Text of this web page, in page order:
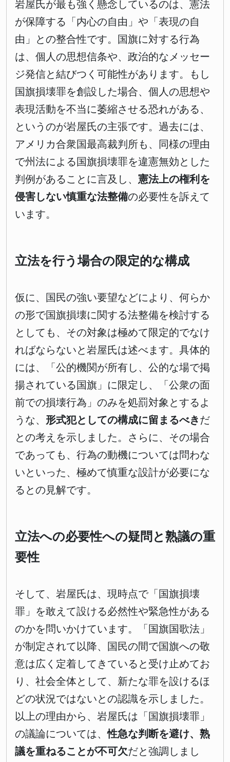
岩屋氏が最も強く懸念しているのは、憲法
が保障する「内心の自由」や「表現の自
由」との整合性です。国旗に対する行為
は、個人の思想信条や、政治的なメッセー
ジ発信と結びつく可能性があります。もし
国旗損壊罪を創設した場合、個人の思想や
表現活動を不当に萎縮させる恐れがある、
というのが岩屋氏の主張です。過去には、
アメリカ合衆国最高裁判所も、同様の理由
で州法による国旗損壊罪を違憲無効とした
判例があることに言及し、 憲法上の権利を
侵害しない慎重な法整備の必要性を訴えて
います。
立法を行う場合の限定的な構成
仮に、国民の強い要望などにより、何らか
の形で国旗損壊に関する法整備を検討する
としても、その対象は極めて限定的でなけ
ればならないと岩屋氏は述べます。具体的
には、「公的機関が所有し、公的な場で掲
揚されている国旗」に限定し、「公衆の面
前での損壊行為」のみを処罰対象とするよ
うな、 形式犯としての構成に留まるべきだ
との考えを示しました。さらに、その場合
であっても、行為の動機については問わな
いといった、極めて慎重な設計が必要にな
るとの見解です。
立法への必要性への疑問と熟議の重
要性
そして、岩屋氏は、現時点で「国旗損壊
罪」を敢えて設ける必然性や緊急性がある
のかを問いかけています。「国旗国歌法」
が制定されて以降、国民の間で国旗への敬
意は広く定着してきていると受け止めてお
り、社会全体として、新たな罪を設けるほ
どの状況ではないとの認識を示しました。
以上の理由から、岩屋氏は「国旗損壊罪」
の議論については、性急な判断を避け、熟
議を重ねることが不可欠だと強調しまし